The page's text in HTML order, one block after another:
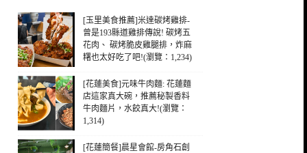
[玉里美食推薦]米達碳烤雞排-
曾是193縣道雞排傳說! 碳烤五
花肉、 碳烤脆皮雞腿排，炸麻
糬也太好吃了吧!(瀏覽：1,234)
[花蓮美食]元味牛肉麵: 花蓮麵
店這家真大碗，推薦秘製香料
牛肉麵片，水餃真大!(瀏覽：
1,314)
[花蓮簡餐]晨星會館-房角石創